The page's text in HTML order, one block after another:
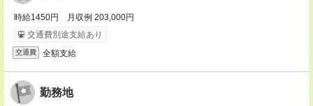
時給1450円 月収例 203,000円
交通費別途支給あり
交通費 全額支給
勤務地